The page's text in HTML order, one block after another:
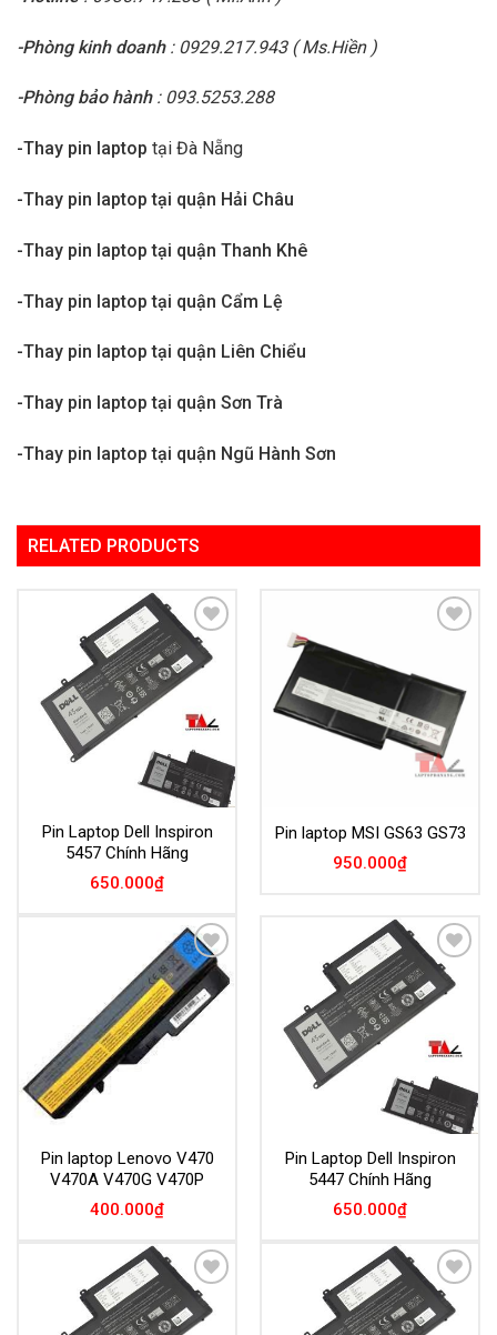
-Phòng kinh doanh: 0929.217.943 ( Ms.Hiền )
-Phòng bảo hành: 093.5253.288
-Thay pin laptop tại Đà Nẵng
-Thay pin laptop tại quận Hải Châu
-Thay pin laptop tại quận Thanh Khê
-Thay pin laptop tại quận Cẩm Lệ
-Thay pin laptop tại quận Liên Chiểu
-Thay pin laptop tại quận Sơn Trà
-Thay pin laptop tại quận Ngũ Hành Sơn
RELATED PRODUCTS
Add to
Wishlist
Pin Laptop Dell Inspiron
5457 Chính Hãng
650.000₫
Pin laptop MSI GS63 GS73
950.000₫
Add to
Wishlist
Pin laptop Lenovo V470
V470A V470G V470P
400.000₫
Add to
Wishlist
Pin Laptop Dell Inspiron
5447 Chính Hãng
650.000₫
Add to
Wishlist
Add to
Wishlist